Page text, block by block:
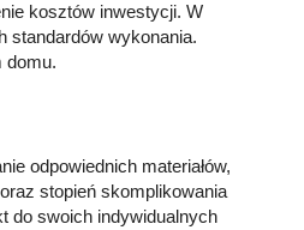
kosztów inwestycji. W
standardów wykonania.
domu.
odpowiednich materiałów,
stopień skomplikowania
do swoich indywidualnych